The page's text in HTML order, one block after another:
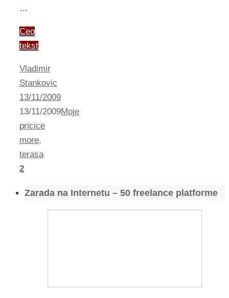
…
Ceo
tekst
Vladimir
Stankovic
13/11/2009
13/11/2009Moje
pricice
more,
terasa
2
Zarada na Internetu – 50 freelance platforme